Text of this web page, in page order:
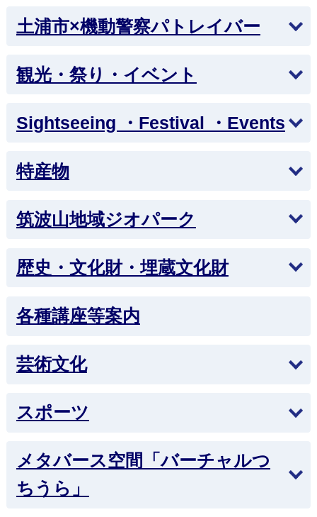
2026年7月27日
について
文化協会「文化・芸術体験フェア」
帆引き船模型工作教室を開催します
夏休みファミリーミュージアムを開催します（市
2026年7月1日
2026年7月1日
中！
2026年6月30日
夏季展示解説動画（おうちもミュージアム）
2026年6月22日
Ｊ:ＣＯＭスタジアム土浦フェンス広告掲載募集に
ついて
土浦市×機動警察パトレイバー
観光・祭り・イベント
Sightseeing ・Festival ・Events
特産物
筑波山地域ジオパーク
歴史・文化財・埋蔵文化財
各種講座等案内
芸術文化
スポーツ
メタバース空間「バーチャルつ
ちうら」